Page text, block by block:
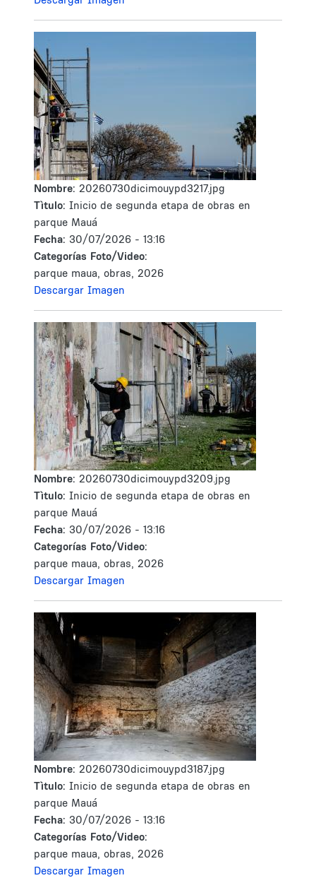
Nombre: 20260730dicimouypd3217.jpg
Tìtulo: Inicio de segunda etapa de obras en
parque Mauá
Fecha: 30/07/2026 - 13:16
Categorías Foto/Video:
parque maua, obras, 2026
Descargar Imagen
Nombre: 20260730dicimouypd3209.jpg
Tìtulo: Inicio de segunda etapa de obras en
parque Mauá
Fecha: 30/07/2026 - 13:16
Categorías Foto/Video:
parque maua, obras, 2026
Descargar Imagen
Nombre: 20260730dicimouypd3187.jpg
Tìtulo: Inicio de segunda etapa de obras en
parque Mauá
Fecha: 30/07/2026 - 13:16
Categorías Foto/Video:
parque maua, obras, 2026
Descargar Imagen